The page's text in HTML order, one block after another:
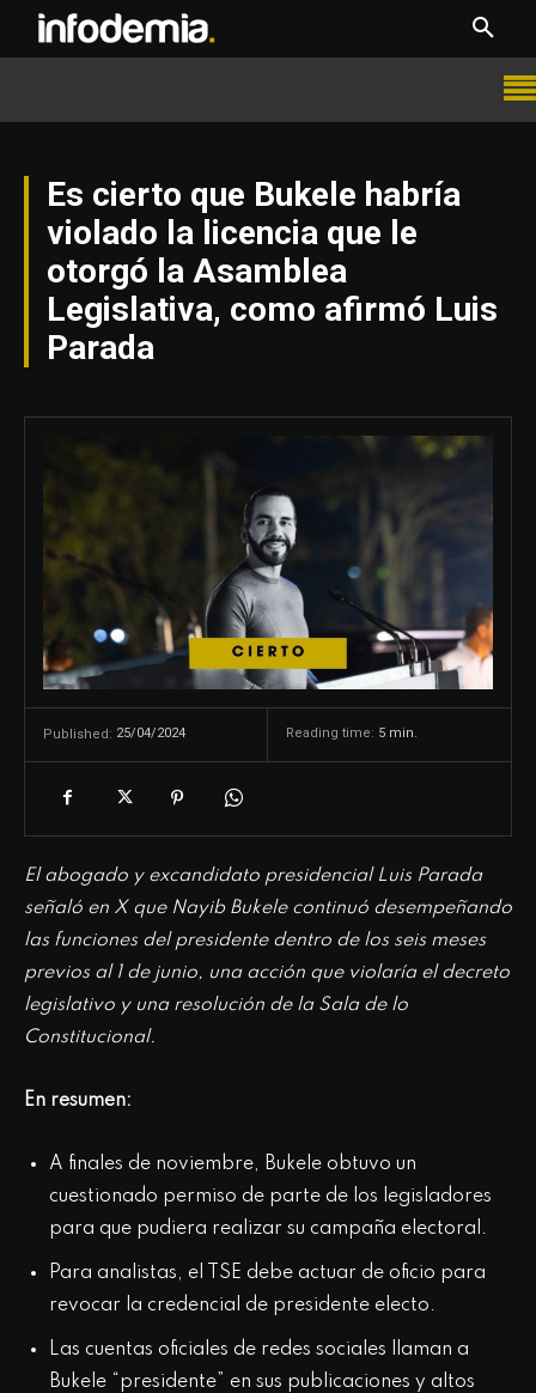
Es cierto que Bukele habría
violado la licencia que le
otorgó la Asamblea
Legislativa, como afirmó Luis
Parada
Published: 25/04/2024 Reading time: 5 min.
El abogado y excandidato presidencial Luis Parada
señaló en X que Nayib Bukele continuó desempeñando
las funciones del presidente dentro de los seis meses
previos al 1 de junio, una acción que violaría el decreto
legislativo y una resolución de la Sala de lo
Constitucional.
En resumen:
A finales de noviembre, Bukele obtuvo un
cuestionado permiso de parte de los legisladores
para que pudiera realizar su campaña electoral.
Para analistas, el TSE debe actuar de oficio para
revocar la credencial de presidente electo.
Las cuentas oficiales de redes sociales llaman a
Bukele “presidente” en sus publicaciones y altos